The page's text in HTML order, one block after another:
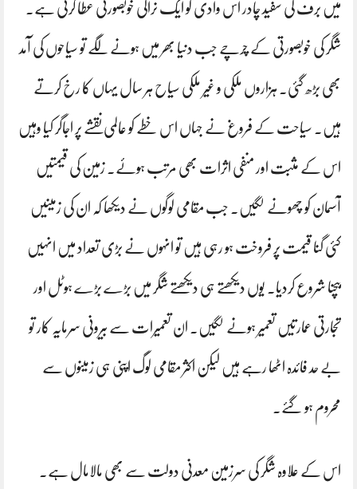
میں برف کی سفید چادر اس وادی کو ایک نرالی خوبصورتی عطا کرتی ہے۔
شگر کی خوبصورتی کے چرچے جب دنیا بھر میں ہونے لگے تو سیاحوں کی آمد
بھی بڑھ گئی۔ ہزاروں ملکی و غیر ملکی سیاح ہر سال یہاں کا رخ کرتے
ہیں۔ سیاحت کے فروغ نے جہاں اس خطے کو عالمی نقشے پر اجاگر کیا وہیں
اس کے مثبت اور منفی اثرات بھی مرتب ہوئے۔ زمین کی قیمتیں
آسمان کو چھونے لگیں۔ جب مقامی لوگوں نے دیکھا کہ ان کی زمینیں
کئی گنا قیمت پر فروخت ہو رہی ہیں تو انہوں نے بڑی تعداد میں انہیں
بیچنا شروع کردیا۔ یوں دیکھتے ہی دیکھتے شگر میں بڑے بڑے ہوٹل اور
تجارتی عمارتیں تعمیر ہونے لگیں۔ ان تعمیرات سے بیرونی سرمایہ کار تو
بے حد فائدہ اٹھا رہے ہیں لیکن اکثر مقامی لوگ اپنی ہی زمینوں سے
محروم ہو گئے۔
اس کے علاوہ شگر کی سرزمین معدنی دولت سے بھی مالامال ہے۔